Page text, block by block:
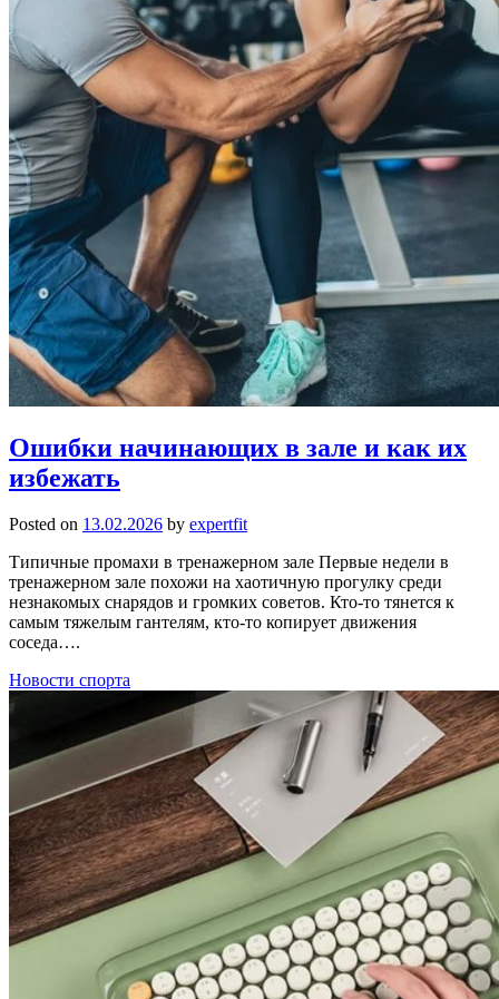
Ошибки начинающих в зале и как их
избежать
Posted on 13.02.2026 by expertfit
Типичные промахи в тренажерном зале Первые недели в
тренажерном зале похожи на хаотичную прогулку среди
незнакомых снарядов и громких советов. Кто‑то тянется к
самым тяжелым гантелям, кто‑то копирует движения
соседа….
Новости спорта